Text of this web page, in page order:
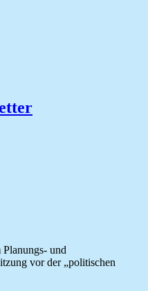
und
vor der „politischen